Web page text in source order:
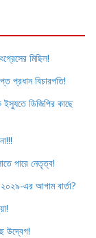
মিছিল!
প্রধান বিচারপতি!
ইস্যুতে ডিজিপির কাছে
পারে নেতৃত্ব!
২০২৯-এর আগাম বার্তা?
উদ্বেগ!